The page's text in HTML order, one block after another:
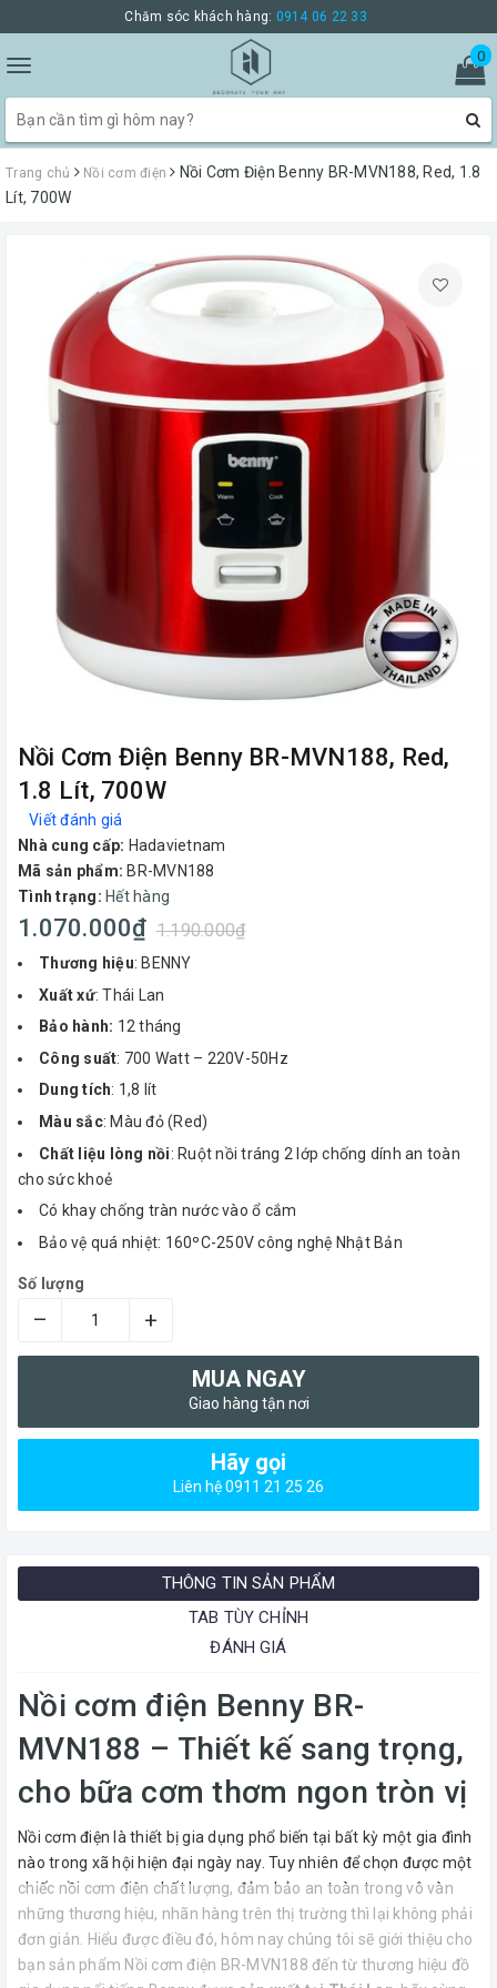
Chăm sóc khách hàng: 0914 06 22 33
Toggle
navigation
0
Trang chủ Nồi cơm điện
Nồi Cơm Điện Benny BR-MVN188, Red, 1.8
Lít, 700W
Nồi Cơm Điện Benny BR-MVN188, Red,
1.8 Lít, 700W
Viết đánh giá
Nhà cung cấp: Hadavietnam
Mã sản phẩm: BR-MVN188
Tình trạng: Hết hàng
1.070.000₫ 1.190.000₫
Thương hiệu: BENNY
Xuất xứ: Thái Lan
Bảo hành: 12 tháng
Công suất: 700 Watt – 220V-50Hz
Dung tích: 1,8 lít
Màu sắc: Màu đỏ (Red)
Chất liệu lòng nồi: Ruột nồi tráng 2 lớp chống dính an toàn
cho sức khoẻ
Có khay chống tràn nước vào ổ cắm
Bảo vệ quá nhiệt: 160ºC-250V công nghệ Nhật Bản
Số lượng
– +
MUA NGAY
Giao hàng tận nơi
Hãy gọi
Liên hệ 0911 21 25 26
THÔNG TIN SẢN PHẨM
TAB TÙY CHỈNH
ĐÁNH GIÁ
Nồi cơm điện Benny BR-
MVN188 – Thiết kế sang trọng,
cho bữa cơm thơm ngon tròn vị
Nồi cơm điện là thiết bị gia dụng phổ biến tại bất kỳ một gia đình
nào trong xã hội hiện đại ngày nay. Tuy nhiên để chọn được một
chiếc nồi cơm điện chất lượng, đảm bảo an toàn trong vô vàn
những thương hiệu, nhãn hàng trên thị trường thì lại không phải
đơn giản. Hiểu được điều đó, hôm nay chúng tôi sẽ giới thiệu cho
bạn sản phẩm Nồi cơm điện BR-MVN188 đến từ thương hiệu đồ